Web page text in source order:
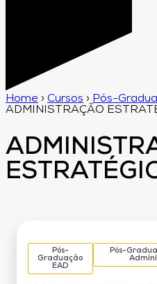
Home › Cursos › Pós-
ADMINISTRAÇÃO
Pós-
Graduação
EAD
Pós-